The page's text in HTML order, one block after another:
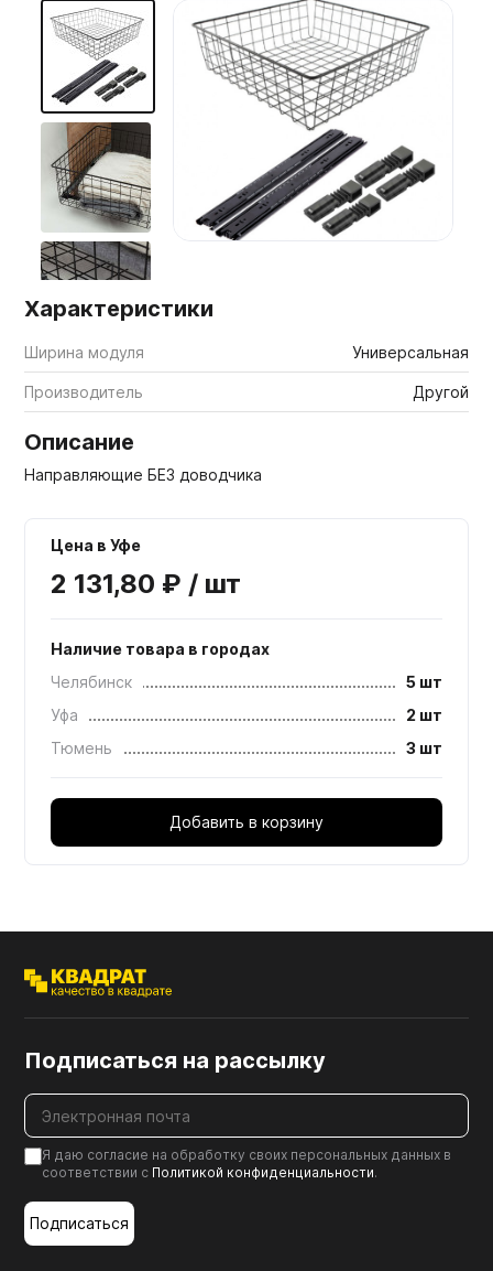
Мебельные образцы, каталоги
Характеристики
Ширина модуля Универсальная
Производитель Другой
Описание
Направляющие БЕЗ доводчика
Цена в Уфе
2 131,80 ₽ / шт
Наличие товара в городах
Челябинск
5 шт
Уфа
2 шт
Тюмень
3 шт
Добавить в корзину
Подписаться на рассылку
Я даю согласие на обработку своих персональных данных в
соответствии с Политикой конфиденциальности.
Подписаться